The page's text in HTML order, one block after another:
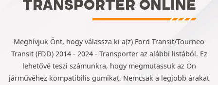
TRANSPORTER ONLINE
Meghívjuk Önt, hogy válassza ki a(z) Ford Transit/Tourneo
Transit (FDD) 2014 - 2024 - Transporter az alábbi listából. Ez
lehetővé teszi számunkra, hogy megmutassuk az Ön
járművéhez kompatibilis gumikat. Nemcsak a legjobb árakat